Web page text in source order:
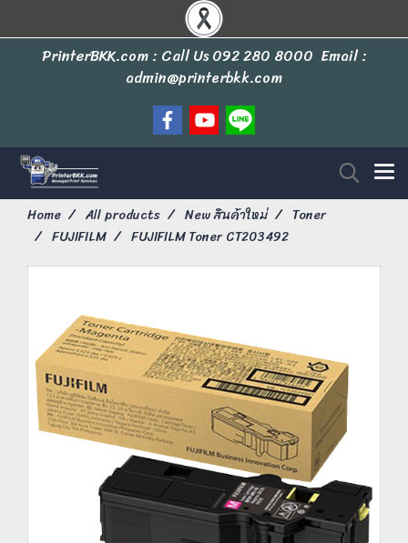
PrinterBKK.com : Call Us092 280 8000 Email :
admin@printerbkk.com
Home All products New สินค้าใหม่
Toner
FUJIFILM
FUJIFILM Toner CT203492